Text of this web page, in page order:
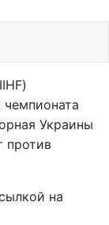
чемпионата
Украины
против
на